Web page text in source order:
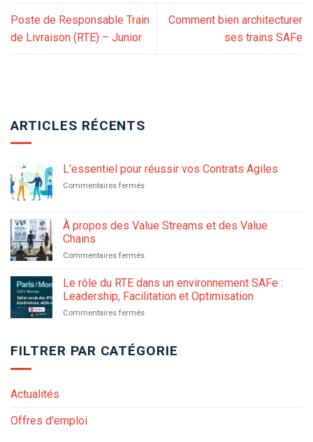
Poste de Responsable Train
de Livraison (RTE) – Junior
Comment bien architecturer
ses trains SAFe
ARTICLES RÉCENTS
L’essentiel pour réussir vos Contrats Agiles
Commentaires ferméssur
réussir
Agiles
À propos des Value Streams et des Value
Chains
Commentaires ferméssur
propos
des
Value
Streams
Value
Le rôle du RTE dans un environnement SAFe :
Leadership, Facilitation et Optimisation
Commentaires ferméssur
du
FILTRER PAR CATÉGORIE
Actualités
Offres d'emploi